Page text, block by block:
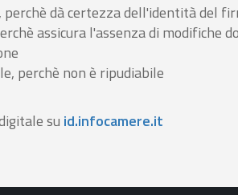
dà certezza dell'identità del
assicura l'assenza di modifiche
perchè non è ripudiabile
su id.infocamere.it